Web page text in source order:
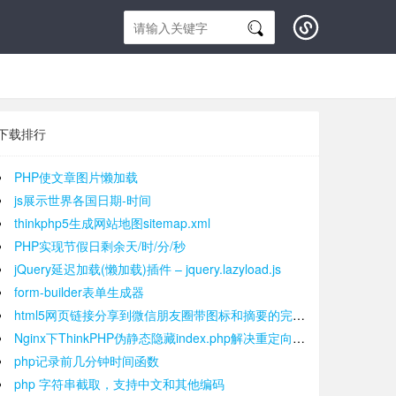
载排行
PHP使文章图片懒加载
js展示世界各国日期-时间
thinkphp5生成网站地图sitemap.xml
PHP实现节假日剩余天/时/分/秒
jQuery延迟加载(懒加载)插件 – jquery.lazyload.js
form-builder表单生成器
html5网页链接分享到微信朋友圈带图标和摘要的完美解决方法
Nginx下ThinkPHP伪静态隐藏index.php解决重定向次数过多
php记录前几分钟时间函数
php 字符串截取，支持中文和其他编码